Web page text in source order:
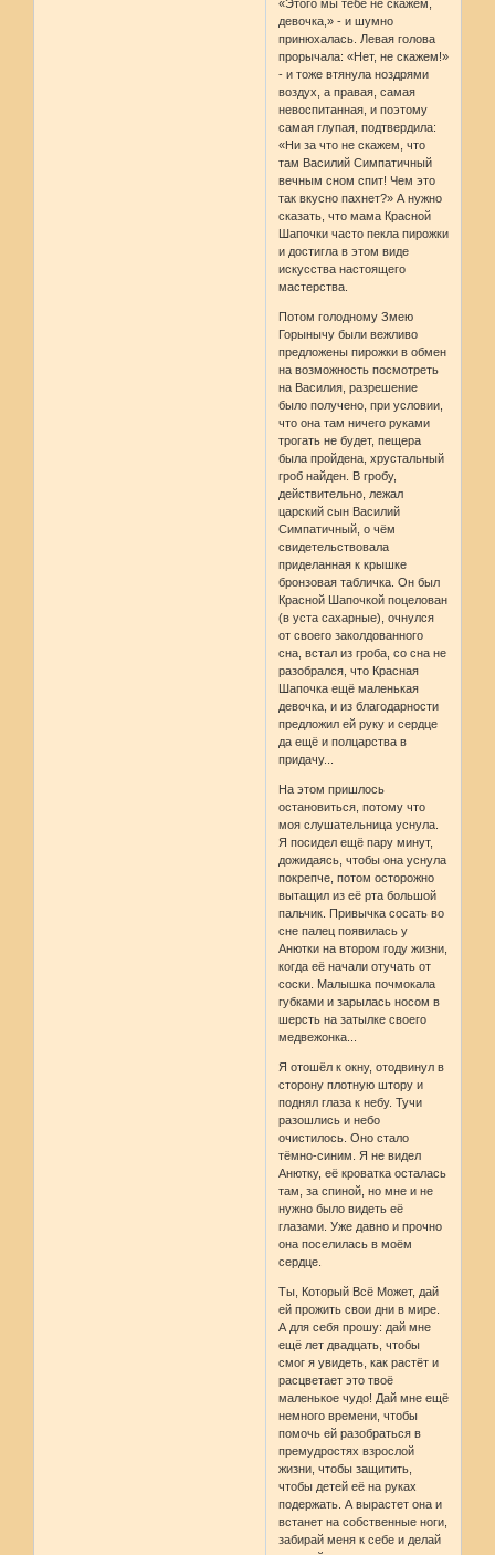
«Этого мы тебе не скажем,
девочка,» - и шумно
принюхалась. Левая голова
прорычала: «Нет, не скажем!»
- и тоже втянула ноздрями
воздух, а правая, самая
невоспитанная, и поэтому
самая глупая, подтвердила:
«Ни за что не скажем, что
там Василий Симпатичный
вечным сном спит! Чем это
так вкусно пахнет?» А нужно
сказать, что мама Красной
Шапочки часто пекла пирожки
и достигла в этом виде
искусства настоящего
мастерства.
Потом голодному Змею
Горынычу были вежливо
предложены пирожки в обмен
на возможность посмотреть
на Василия, разрешение
было получено, при условии,
что она там ничего руками
трогать не будет, пещера
была пройдена, хрустальный
гроб найден. В гробу,
действительно, лежал
царский сын Василий
Симпатичный, о чём
свидетельствовала
приделанная к крышке
бронзовая табличка. Он был
Красной Шапочкой поцелован
(в уста сахарные), очнулся
от своего заколдованного
сна, встал из гроба, со сна не
разобрался, что Красная
Шапочка ещё маленькая
девочка, и из благодарности
предложил ей руку и сердце
да ещё и полцарства в
придачу...
На этом пришлось
остановиться, потому что
моя слушательница уснула.
Я посидел ещё пару минут,
дожидаясь, чтобы она уснула
покрепче, потом осторожно
вытащил из её рта большой
пальчик. Привычка сосать во
сне палец появилась у
Анютки на втором году жизни,
когда её начали отучать от
соски. Малышка почмокала
губками и зарылась носом в
шерсть на затылке своего
медвежонка...
Я отошёл к окну, отодвинул в
сторону плотную штору и
поднял глаза к небу. Тучи
разошлись и небо
очистилось. Оно стало
тёмно-синим. Я не видел
Анютку, её кроватка осталась
там, за спиной, но мне и не
нужно было видеть её
глазами. Уже давно и прочно
она поселилась в моём
сердце.
Ты, Который Всё Может, дай
ей прожить свои дни в мире.
А для себя прошу: дай мне
ещё лет двадцать, чтобы
смог я увидеть, как растёт и
расцветает это твоё
маленькое чудо! Дай мне ещё
немного времени, чтобы
помочь ей разобраться в
премудростях взрослой
жизни, чтобы защитить,
чтобы детей её на руках
подержать. А вырастет она и
встанет на собственные ноги,
забирай меня к себе и делай